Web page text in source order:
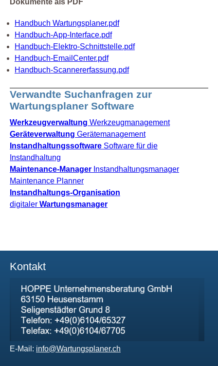
Dokumente als PDF
Handbuch Wartungsplaner.pdf
Handbuch-App-Interface.pdf
Handbuch-Elektro-Schnittstelle.pdf
Handbuch-EmailCenter.pdf
Handbuch-Scannererfassung.pdf
Verwandte Suchanfragen zur
Wartungsplaner Software
Werkzeugverwaltung Werkzeugmanagement
Geräteverwaltung Gerätemanagement
Instandhaltungssoftware Software für die
Instandhaltung
Maintenance-Manager Instandhaltungsmanager
Maintenance Planner
Instandhaltungs-Organisation
digitaler Wartungsmanager
Kontakt
E-Mail: info@Wartungsplaner.ch